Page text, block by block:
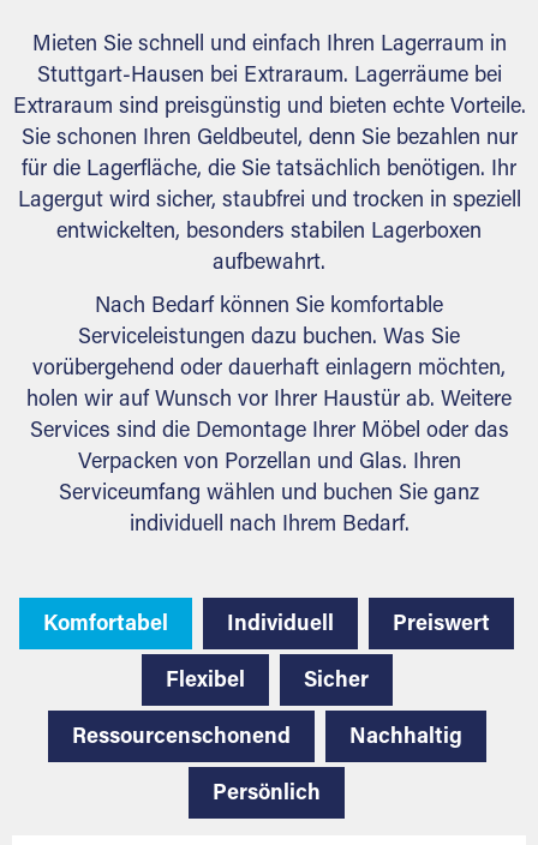
Mieten Sie schnell und einfach Ihren Lagerraum in
Stuttgart-Hausen bei Extraraum. Lagerräume bei
Extraraum sind preisgünstig und bieten echte Vorteile.
Sie schonen Ihren Geldbeutel, denn Sie bezahlen nur
für die Lagerfläche, die Sie tatsächlich benötigen. Ihr
Lagergut wird sicher, staubfrei und trocken in speziell
entwickelten, besonders stabilen Lagerboxen
aufbewahrt.
Nach Bedarf können Sie komfortable
Serviceleistungen dazu buchen. Was Sie
vorübergehend oder dauerhaft einlagern möchten,
holen wir auf Wunsch vor Ihrer Haustür ab. Weitere
Services sind die Demontage Ihrer Möbel oder das
Verpacken von Porzellan und Glas. Ihren
Serviceumfang wählen und buchen Sie ganz
individuell nach Ihrem Bedarf.
Komfortabel Individuell Preiswert
Flexibel Sicher
Ressourcenschonend Nachhaltig
Persönlich